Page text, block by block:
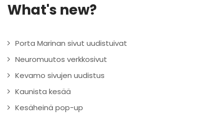
What's new?
Porta Marinan sivut uudistuivat
Neuromuutos verkkosivut
Kevamo sivujen uudistus
Kaunista kesää
Kesäheinä pop-up